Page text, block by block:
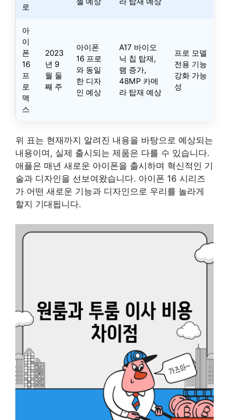
로
아
이
폰
16
프
로
맥
스
2023
년 9
월 둘
째 주
아이폰
16 프로
와 동일
한 디자
인 예상
A17 바이오
닉 칩 탑재,
램 증가,
48MP 카메
라 탑재 예상
프로 모델
전용 기능
강화 가능
성
위 표는 현재까지 알려진 내용을 바탕으로 예상되는
내용이며, 실제 출시되는 제품은 다를 수 있습니다.
애플은 매년 새로운 아이폰을 출시하며 혁신적인 기
술과 디자인을 선보여왔습니다. 아이폰 16 시리즈
가 어떤 새로운 기능과 디자인으로 우리를 놀라게
할지 기대됩니다.